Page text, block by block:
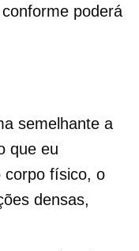
poderá
semelhante a
que eu
corpo físico, o
densas,